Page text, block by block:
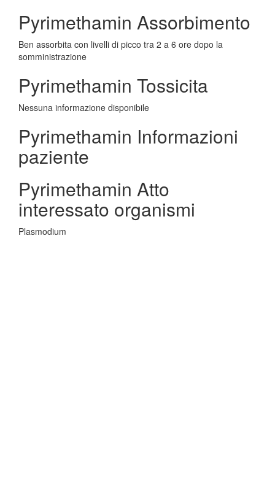
Pyrimethamin Assorbimento
Ben assorbita con livelli di picco tra 2 a 6 ore dopo la
somministrazione
Pyrimethamin Tossicita
Nessuna informazione disponibile
Pyrimethamin Informazioni
paziente
Pyrimethamin Atto
interessato organismi
Plasmodium